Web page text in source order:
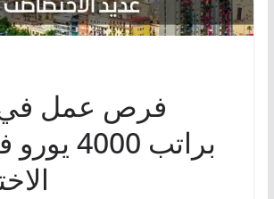
فرص عمل في
براتب